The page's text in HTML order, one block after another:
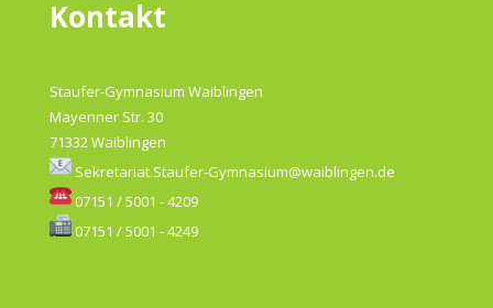
Kontakt
Staufer-Gymnasium Waiblingen
Mayenner Str. 30
71332 Waiblingen
Sekretariat.Staufer-Gymnasium@waiblingen.de
07151 / 5001 - 4209
07151 / 5001 - 4249